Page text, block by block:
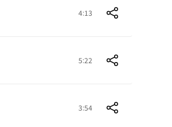
4:13
5:22
3:54